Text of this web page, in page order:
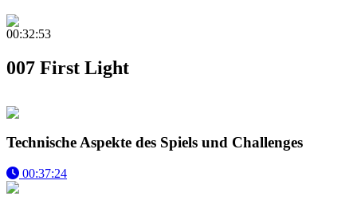
00:32:53
007 First Light
Technische Aspekte des Spiels und Challenges
00:37:24